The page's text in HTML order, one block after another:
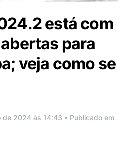
está com
para
veja como se
de 2024 às 14:43 • Publicado em